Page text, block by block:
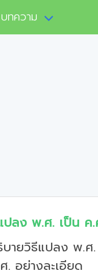
บทความ
ลง พ.ศ. เป็น ค.
บายวิธีแปลง พ.ศ
อย่างละเอียด